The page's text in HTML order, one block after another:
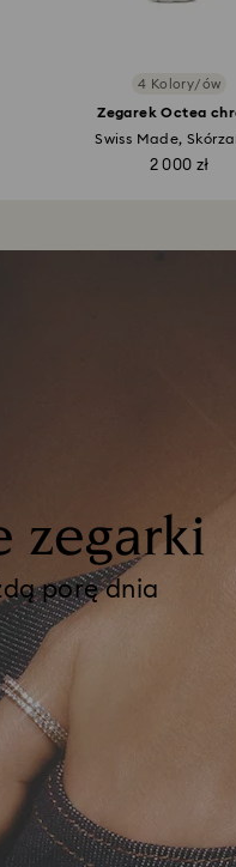
4 Kolory/ów
Zegarek Octea
Swiss Made,
2 000 zł
zegarki
porę dnia